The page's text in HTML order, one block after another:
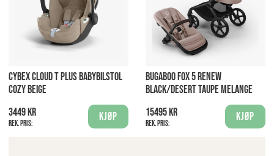
CYBEX CLOUD T PLUS BABYBILSTOL
COZY BEIGE
3449 kr
Rek. pris:
Kjøp
BUGABOO FOX 5 RENEW
BLACK/DESERT TAUPE MELANGE
15495 kr
Rek. pris:
Kjøp